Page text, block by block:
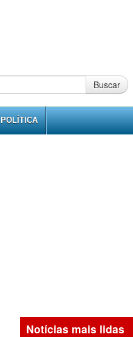
Buscar
POLÍTICA
Notícias mais lidas